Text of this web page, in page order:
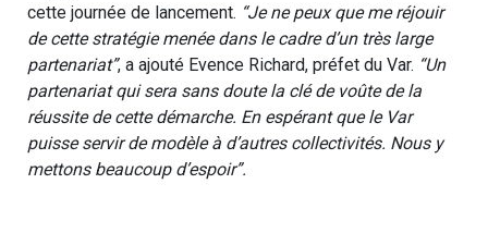
cette journée de lancement. “Je ne peux que me réjouir
de cette stratégie menée dans le cadre d’un très large
partenariat”, a ajouté Evence Richard, préfet du Var. “Un
partenariat qui sera sans doute la clé de voûte de la
réussite de cette démarche. En espérant que le Var
puisse servir de modèle à d’autres collectivités. Nous y
mettons beaucoup d’espoir”.